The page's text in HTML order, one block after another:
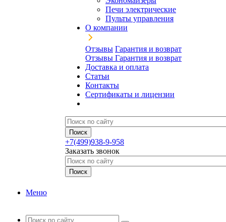
Печи электрические
Пульты управления
О компании
Отзывы Гарантия и возврат
Отзывы Гарантия и возврат
Доставка и оплата
Статьи
Контакты
Сертификаты и лицензии
+7(499)938-9-958
Заказать звонок
Меню